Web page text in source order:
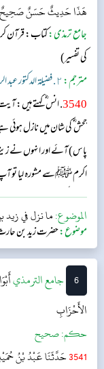
هَذَا حَدِيثٌ حَسَنٌ
جامع ترمذی:كتاب: قرآن
کی تفسیر​)
مترجم:٢. فضيلة الدكتور عبد الرحمٰن الفريوائي ومجلس علمي (دار الدّعوة، دهلي)
3540
جحش‬ ؓ ک‬ی شان میں نازل
پاس) آئے اور انہوں نے
ترمذی کہتے ہیں: یہ حدیث
الموضوع:ما نزل في زيد
موضوع:حضرت زید بن
6 ‌جامع الترمذي
الأَحْزَابِ​
حکم:صحیح
3541حَدَّثَنَا عَبْدُ بْنُ